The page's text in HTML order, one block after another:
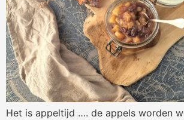
Het is appeltijd …. de appels worden